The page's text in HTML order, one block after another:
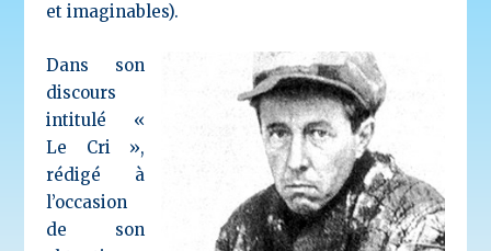
et imaginables).
Dans son
discours
intitulé «
Le Cri »,
rédigé à
l’occasion
de son